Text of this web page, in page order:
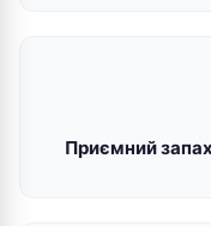
Приємний